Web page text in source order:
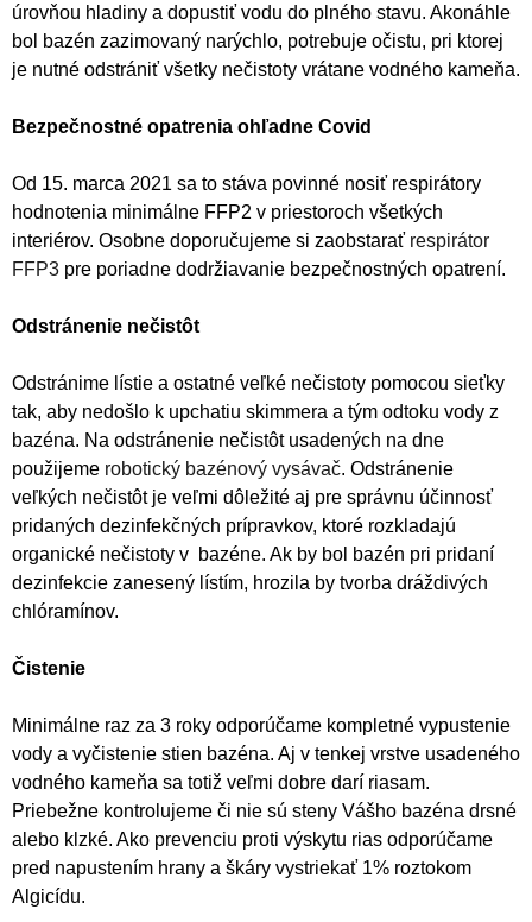
úrovňou hladiny a dopustiť vodu do plného stavu. Akonáhle
bol bazén zazimovaný narýchlo, potrebuje očistu, pri ktorej
je nutné odstrániť všetky nečistoty vrátane vodného kameňa.
Bezpečnostné opatrenia ohľadne Covid
Od 15. marca 2021 sa to stáva povinné nosiť respirátory
hodnotenia minimálne FFP2 v priestoroch všetkých
interiérov. Osobne doporučujeme si zaobstarať respirátor
FFP3 pre poriadne dodržiavanie bezpečnostných opatrení.
Odstránenie nečistôt
Odstránime lístie a ostatné veľké nečistoty pomocou sieťky
tak, aby nedošlo k upchatiu skimmera a tým odtoku vody z
bazéna. Na odstránenie nečistôt usadených na dne
použijeme robotický bazénový vysávač. Odstránenie
veľkých nečistôt je veľmi dôležité aj pre správnu účinnosť
pridaných dezinfekčných prípravkov, ktoré rozkladajú
organické nečistoty v bazéne. Ak by bol bazén pri pridaní
dezinfekcie zanesený lístím, hrozila by tvorba dráždivých
chlóramínov.
Čistenie
Minimálne raz za 3 roky odporúčame kompletné vypustenie
vody a vyčistenie stien bazéna. Aj v tenkej vrstve usadeného
vodného kameňa sa totiž veľmi dobre darí riasam.
Priebežne kontrolujeme či nie sú steny Vášho bazéna drsné
alebo klzké. Ako prevenciu proti výskytu rias odporúčame
pred napustením hrany a škáry vystriekať 1% roztokom
Algicídu.